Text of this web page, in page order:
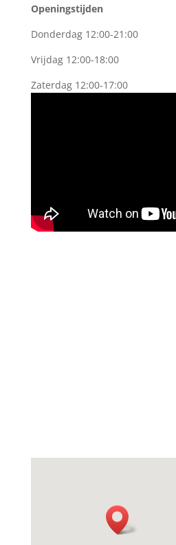
Openingstijden
Donderdag 12:00-21:00
Vrijdag 12:00-18:00
Zaterdag 12:00-17:00